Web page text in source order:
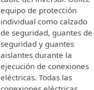
equipo de protección
individual como calzado
de seguridad, guantes de
seguridad y guantes
aislantes durante la
ejecución de conexiones
eléctricas. Todas las